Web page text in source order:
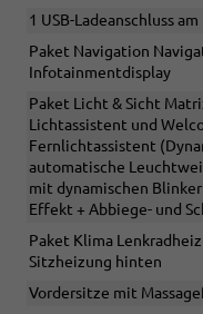
1 USB-Ladeanschluss
Paket Navigation
Infotainmentdisplay
Paket Licht & Sicht
Lichtassistent und
Fernlichtassistent
automatische
mit dynamischen
Effekt + Abbiege- und
Paket Klima
Sitzheizung hinten
Vordersitze mit